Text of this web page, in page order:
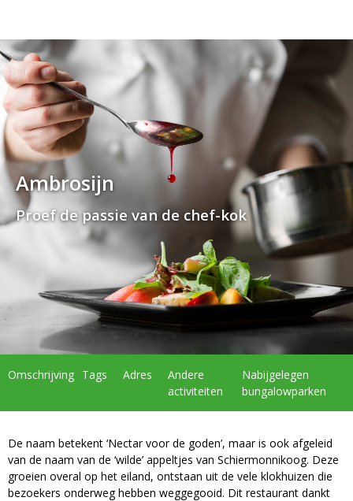
Ambrosijn
Proef de passie van de chef-kok
Omschrijving Tags Adres
Andere
activiteiten
Nabijgelegen
bungalowparken
De naam betekent ‘Nectar voor de goden’, maar is ook afgeleid
van de naam van de ‘wilde’ appeltjes van Schiermonnikoog. Deze
groeien overal op het eiland, ontstaan uit de vele klokhuizen die
bezoekers onderweg hebben weggegooid. Dit restaurant dankt